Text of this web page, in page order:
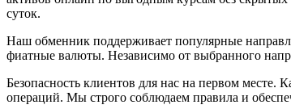
суток.
Наш обменник поддерживает популярные
фиатные валюты. Независимо от выбранного
Безопасность клиентов для нас на первом
операций. Мы строго соблюдаем правила и